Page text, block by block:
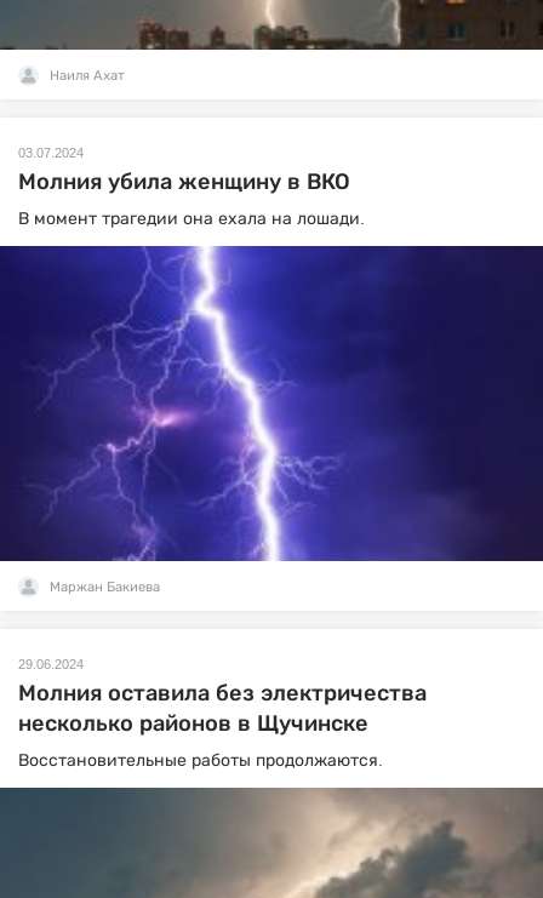
Наиля Ахат
03.07.2024
Молния убила женщину в ВКО
В момент трагедии она ехала на лошади.
Маржан Бакиева
29.06.2024
Молния оставила без электричества
несколько районов в Щучинске
Восстановительные работы продолжаются.